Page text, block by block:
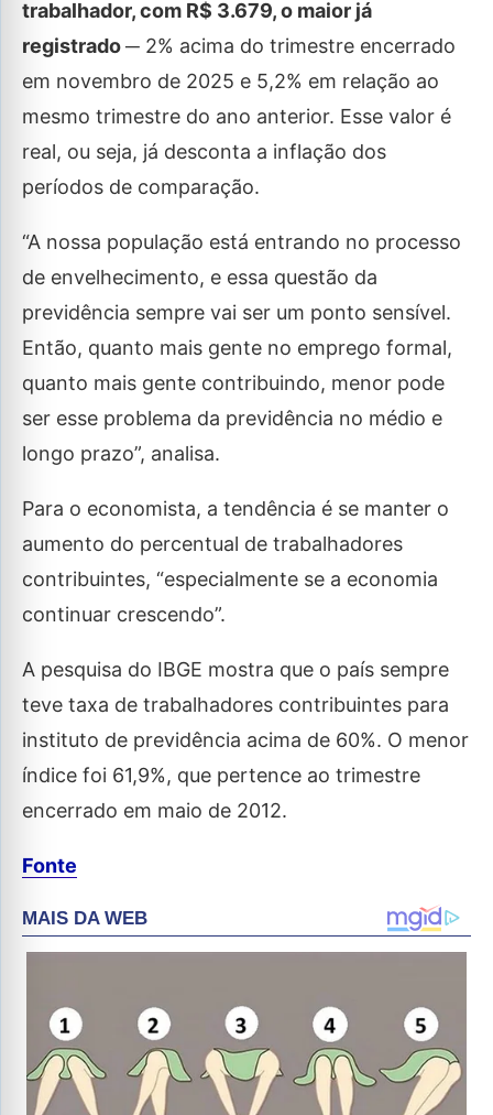
trabalhador, com R$ 3.679, o maior já
registrado ─ 2% acima do trimestre encerrado
em novembro de 2025 e 5,2% em relação ao
mesmo trimestre do ano anterior. Esse valor é
real, ou seja, já desconta a inflação dos
períodos de comparação.
“A nossa população está entrando no processo
de envelhecimento, e essa questão da
previdência sempre vai ser um ponto sensível.
Então, quanto mais gente no emprego formal,
quanto mais gente contribuindo, menor pode
ser esse problema da previdência no médio e
longo prazo”, analisa.
Para o economista, a tendência é se manter o
aumento do percentual de trabalhadores
contribuintes, “especialmente se a economia
continuar crescendo”.
A pesquisa do IBGE mostra que o país sempre
teve taxa de trabalhadores contribuintes para
instituto de previdência acima de 60%. O menor
índice foi 61,9%, que pertence ao trimestre
encerrado em maio de 2012.
Fonte